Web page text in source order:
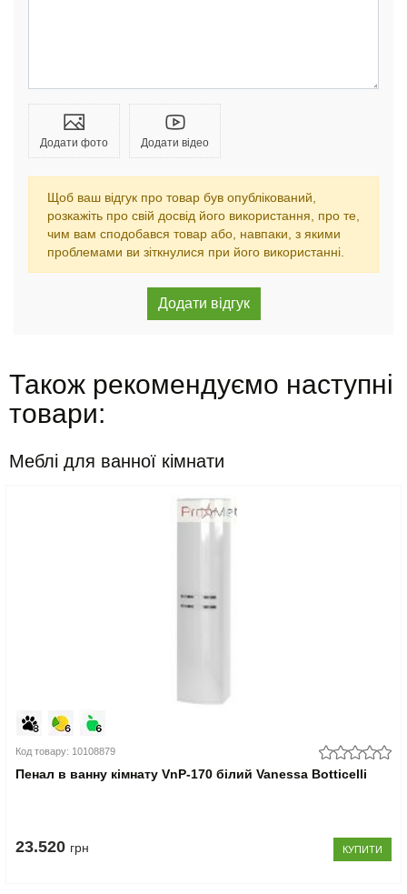
Додати фото Додати відео
Щоб ваш відгук про товар був опублікований,
розкажіть про свій досвід його використання, про те,
чим вам сподобався товар або, навпаки, з якими
проблемами ви зіткнулися при його використанні.
Також рекомендуємо наступні
товари:
Меблі для ванної кімнати
Код товару: 10108879
Пенал в ванну кімнату VnP-170 білий Vanessa Botticelli
23.520 грн КУПИТИ